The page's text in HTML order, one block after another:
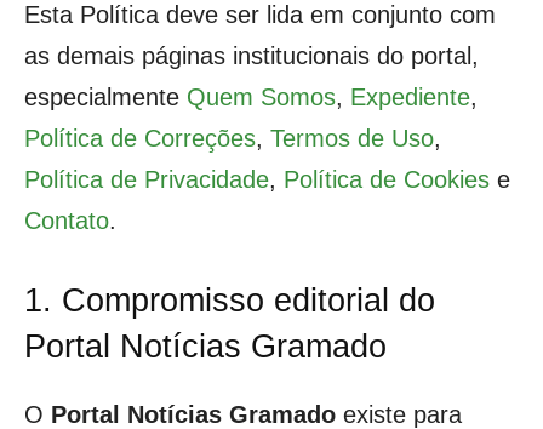
Esta Política deve ser lida em conjunto com
as demais páginas institucionais do portal,
especialmente Quem Somos, Expediente,
Política de Correções, Termos de Uso,
Política de Privacidade, Política de Cookies e
Contato.
1. Compromisso editorial do
Portal Notícias Gramado
O Portal Notícias Gramado existe para